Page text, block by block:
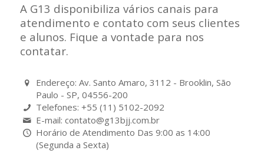
A G13 disponibiliza vários canais para
atendimento e contato com seus clientes
e alunos. Fique a vontade para nos
contatar.
Endereço: Av. Santo Amaro, 3112 - Brooklin, São
Paulo - SP, 04556-200
Telefones: +55 (11) 5102-2092
E-mail: contato@g13bjj.com.br
Horário de Atendimento Das 9:00 as 14:00
(Segunda a Sexta)